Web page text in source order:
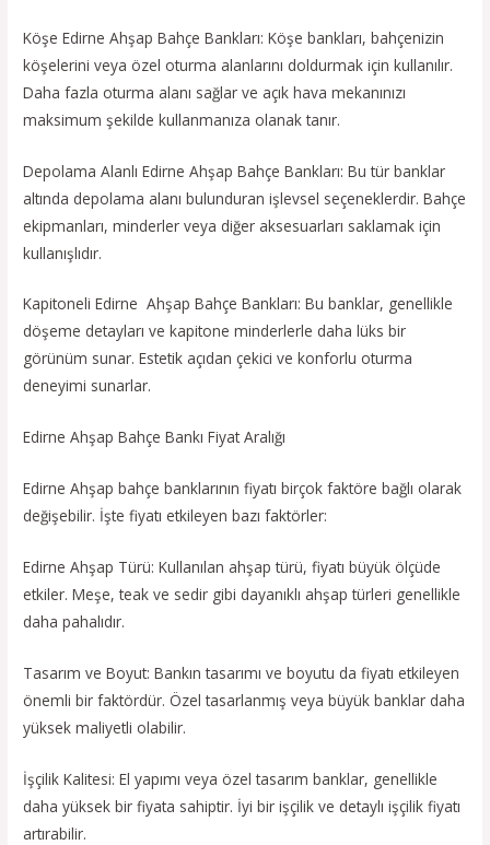
Köşe Edirne Ahşap Bahçe Bankları: Köşe bankları, bahçenizin
köşelerini veya özel oturma alanlarını doldurmak için kullanılır.
Daha fazla oturma alanı sağlar ve açık hava mekanınızı
maksimum şekilde kullanmanıza olanak tanır.
Depolama Alanlı Edirne Ahşap Bahçe Bankları: Bu tür banklar
altında depolama alanı bulunduran işlevsel seçeneklerdir. Bahçe
ekipmanları, minderler veya diğer aksesuarları saklamak için
kullanışlıdır.
Kapitoneli Edirne Ahşap Bahçe Bankları: Bu banklar, genellikle
döşeme detayları ve kapitone minderlerle daha lüks bir
görünüm sunar. Estetik açıdan çekici ve konforlu oturma
deneyimi sunarlar.
Edirne Ahşap Bahçe Bankı Fiyat Aralığı
Edirne Ahşap bahçe banklarının fiyatı birçok faktöre bağlı olarak
değişebilir. İşte fiyatı etkileyen bazı faktörler:
Edirne Ahşap Türü: Kullanılan ahşap türü, fiyatı büyük ölçüde
etkiler. Meşe, teak ve sedir gibi dayanıklı ahşap türleri genellikle
daha pahalıdır.
Tasarım ve Boyut: Bankın tasarımı ve boyutu da fiyatı etkileyen
önemli bir faktördür. Özel tasarlanmış veya büyük banklar daha
yüksek maliyetli olabilir.
İşçilik Kalitesi: El yapımı veya özel tasarım banklar, genellikle
daha yüksek bir fiyata sahiptir. İyi bir işçilik ve detaylı işçilik fiyatı
artırabilir.